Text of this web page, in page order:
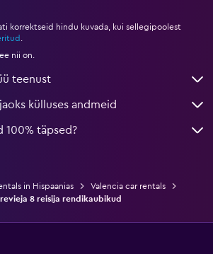
korrektseid hindu kuvada, kui sellegipoolest
.
nii on.
teenust
külluses andmeid
100% täpsed?
in Hispaanias
Valencia car rentals
8 reisija rendikaubikud